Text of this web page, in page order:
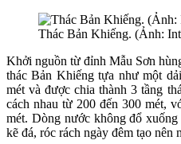
Thác Bản Khiếng. (Ảnh:
Khởi nguồn từ đỉnh Mẫu Sơn
thác Bản Khiếng tựa như một
mét và được chia thành 3 tầng
cách nhau từ 200 đến 300 mét,
mét. Dòng nước không đổ
kẽ đá, róc rách ngày đêm tạo